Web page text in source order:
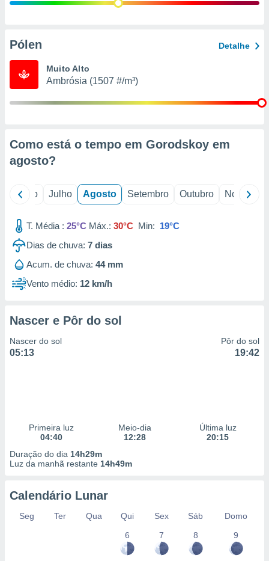
e
de
Pólen Detalhe
Muito Alto
Ambrósia (1507 #/m³)
Como está o tempo em Gorodskoy em
agosto?
Junho Julho Agosto Setembro Outubro Novembro
T. Média : 25°C Máx.: 30°C Min: 19°C
Dias de chuva: 7 dias
Acum. de chuva: 44 mm
Vento médio: 12 km/h
Nascer e Pôr do sol
Nascer do sol
05:13
Pôr do sol
19:42
Primeira luz
04:40
Meio-dia
12:28
Última luz
20:15
Duração do dia 14h29m
Luz da manhã restante 14h49m
Calendário Lunar
Seg Ter Qua Qui Sex Sáb
Domo
6
7 8 9